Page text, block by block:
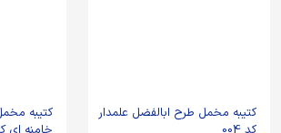
کتیبه مخمل طرح ابالفضل علمدار
کتیبه